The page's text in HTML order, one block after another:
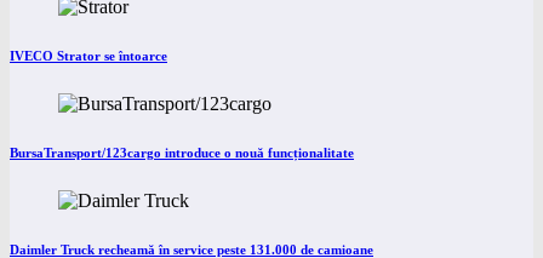
IVECO Strator se întoarce
BursaTransport/123cargo introduce o nouă funcționalitate
Daimler Truck recheamă în service peste 131.000 de camioane